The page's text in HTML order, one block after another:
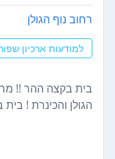
רחוב נוף הגולן
למודעות ארכיון
בית בקצה ההר !!
הגולן והכינרת !